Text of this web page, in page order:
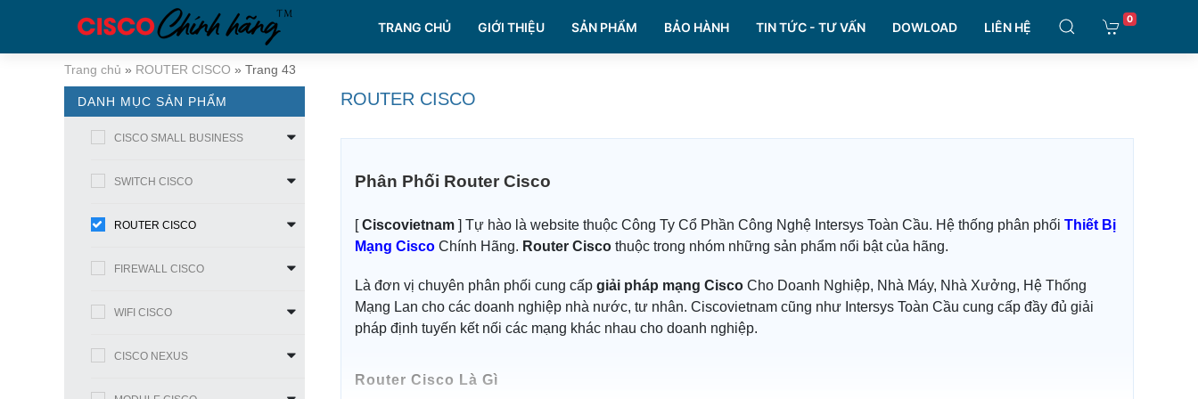
TRANG CHỦ GIỚI THIỆU SẢN PHẨM BẢO HÀNH TIN TỨC - TƯ VẤN DOWLOAD LIÊN HỆ
0
Trang chủ » ROUTER CISCO » Trang 43
ROUTER CISCO
Phân Phối Router Cisco
[Ciscovietnam ] Tự hào là website thuộc Công Ty Cổ Phần Công Nghệ Intersys Toàn Cầu. Hệ thống phân phối Thiết Bị
Mạng Cisco Chính Hãng. Router Cisco thuộc trong nhóm những sản phẩm nổi bật của hãng.
Là đơn vị chuyên phân phối cung cấp giải pháp mạng Cisco Cho Doanh Nghiệp, Nhà Máy, Nhà Xưởng, Hệ Thống
Mạng Lan cho các doanh nghiệp nhà nước, tư nhân. Ciscovietnam cũng như Intersys Toàn Cầu cung cấp đầy đủ giải
pháp định tuyến kết nối các mạng khác nhau cho doanh nghiệp.
Router Cisco Là Gì
DANH MỤC SẢN PHẨM
CISCO SMALL BUSINESS
SWITCH CISCO
ROUTER CISCO
FIREWALL CISCO
WIFI CISCO
CISCO NEXUS